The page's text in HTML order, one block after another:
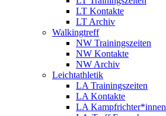
LT Kontakte
LT Archiv
Walkingtreff
NW Trainingszeiten
NW Kontakte
NW Archiv
Leichtathletik
LA Trainingszeiten
LA Kontakte
LA Kampfrichter*innen